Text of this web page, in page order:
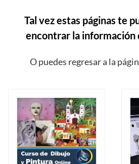
Tal vez estas páginas te
encontrar la información
O puedes regresar a la